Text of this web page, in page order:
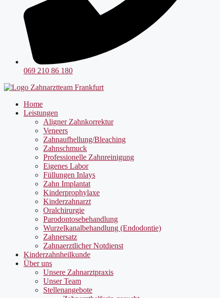
069 210 86 180
Home
Leistungen
Aligner Zahnkorrektur
Veneers
Zahnaufhellung/Bleaching
Zahnschmuck
Professionelle Zahnreinigung
Eigenes Labor
Füllungen Inlays
Zahn Implantat
Kinderprophylaxe
Kinderzahnarzt
Oralchirurgie
Parodontosebehandlung
Wurzelkanalbehandlung (Endodontie)
Zahnersatz
Zahnaerztlicher Notdienst
Kinderzahnheilkunde
Über uns
Unsere Zahnarztpraxis
Unser Team
Stellenangebote